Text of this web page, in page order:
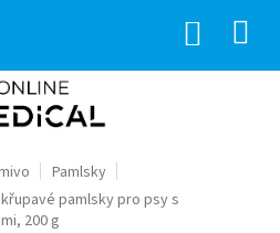
Pamlsky
pamlsky pro psy s
200 g